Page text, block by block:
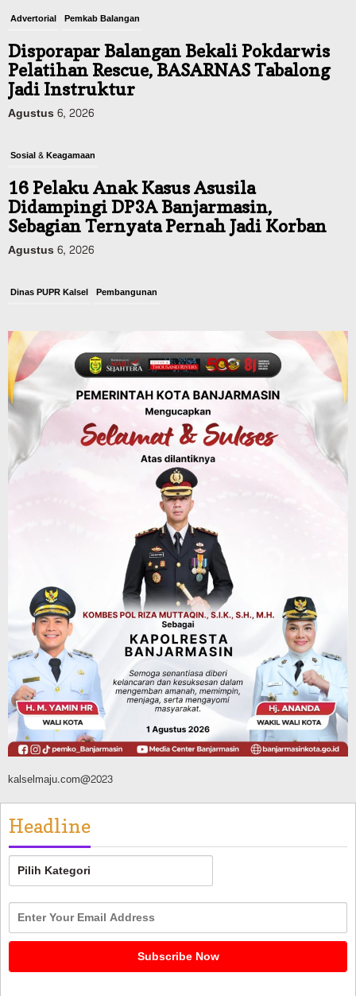
Advertorial Pemkab Balangan
Disporapar Balangan Bekali Pokdarwis
Pelatihan Rescue, BASARNAS Tabalong
Jadi Instruktur
Agustus 6, 2026
Sosial & Keagamaan
16 Pelaku Anak Kasus Asusila
Didampingi DP3A Banjarmasin,
Sebagian Ternyata Pernah Jadi Korban
Agustus 6, 2026
Dinas PUPR Kalsel Pembangunan
Pemerintah Janji Tingkatkan Fasilitas
Keselamatan Jalan Alternatif
Banjarbaru–Batulicin
Agustus 6, 2026
Dinas Kehutanan Kalsel
Tahura Sultan Adam Sempat Alami
Kebakaran Lahan, Api Berhasil
Dipadamkan, Kadishut Kalsel
Memimpin Langsung Aksi di Lapangan
Advertorial Pemkab Balangan
Silaturahmi ke DPRD Balangan, Kapolres
AKBP Arif Mansyur Perkuat Koordinasi
Keamanan Daerah
Agustus 6, 2026
kalselmaju.com@2023
Headline
Headline